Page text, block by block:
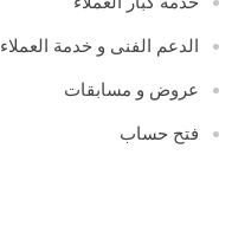
الدعم الفنى و خدمة العملاء
عروض و مسابقات
فتح حساب